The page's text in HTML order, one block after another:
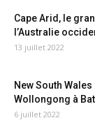
Cape Arid, le
l’Australie
13 juillet 2022
New South
Wollongong à
6 juillet 2022